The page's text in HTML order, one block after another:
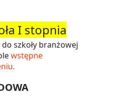
I stopnia
szkoły branżowej
wstępne